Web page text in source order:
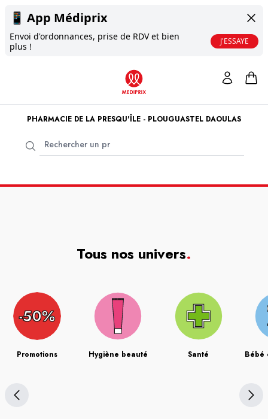
📱 App Médiprix
Envoi d'ordonnances, prise de RDV et bien
plus !
J'ESSAYE
PHARMACIE DE LA PRESQU'ÎLE - PLOUGUASTEL DAOULAS
Tous nos univers.
Promotions Hygiène beauté Santé Bébé